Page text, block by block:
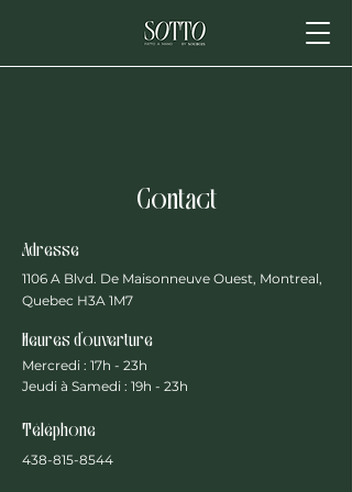
Contact
Adresse
1106 A Blvd. De Maisonneuve Ouest, Montreal,
Quebec H3A 1M7
Heures d'ouverture
Mercredi : 17h - 23h
Jeudi à Samedi : 19h - 23h
Téléphone
438-815-8544